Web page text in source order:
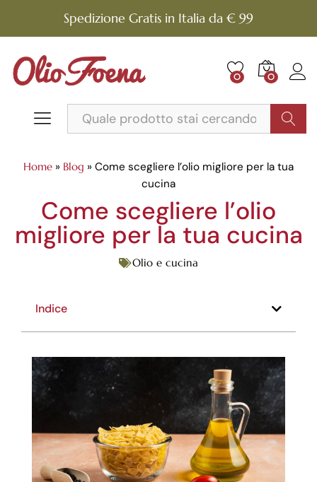
Spedizione Gratis in Italia da € 99
0 0
Home » Blog » Come scegliere l’olio migliore per la tua
cucina
Come scegliere l’olio
migliore per la tua cucina
Olio e cucina
Indice